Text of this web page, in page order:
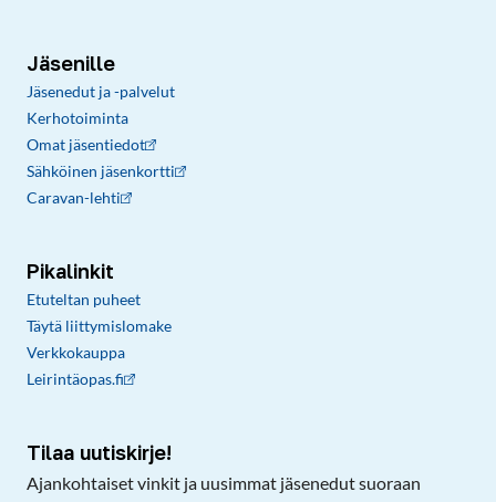
Jäsenille
Jäsenedut ja -palvelut
Kerhotoiminta
Omat jäsentiedot
Sähköinen jäsenkortti
Caravan-lehti
Pikalinkit
Etuteltan puheet
Täytä liittymislomake
Verkkokauppa
Leirintäopas.fi
Tilaa uutiskirje!
Ajankohtaiset vinkit ja uusimmat jäsenedut suoraan